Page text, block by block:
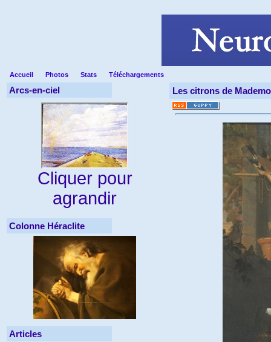
Accueil Photos Stats Téléchargements
Arcs-en-ciel
Cliquer pour
agrandir
Colonne Héraclite
Articles
Les citrons de